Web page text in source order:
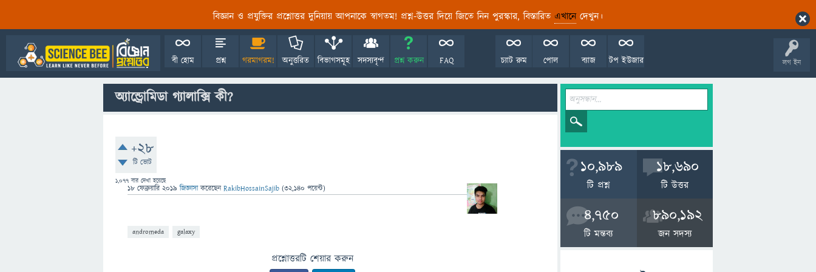
বিজ্ঞান ও প্রযুক্তির প্রশ্নোত্তর দুনিয়ায় আপনাকে স্বাগতম! প্রশ্ন-উত্তর দিয়ে জিতে নিন পুরস্কার, বিস্তারিত এখানেদেখুন।
লগ ইন
বী হোম প্রশ্ন গরমাগরম! অনুত্তরিত বিভাগসমূহ সদস্যবৃন্দ প্রশ্ন করুন FAQ টপ ইউজার
ব্যাজ
পোল
চ্যাট রুম
অ্যান্ড্রোমিডা গ্যালাক্সি কী?
+28
টি ভোট
1,077 বার দেখা হয়েছে
18 ফেব্রুয়ারি 2019 জিজ্ঞাসাকরেছেনRakibHossainSajib (32,140 পয়েন্ট)
andromeda galaxy
প্রশ্নোত্তরটি শেয়ার করুন
10,989
টি প্রশ্ন
18,690
টি উত্তর
4,750
টি মন্তব্য
890,192
জন সদস্য